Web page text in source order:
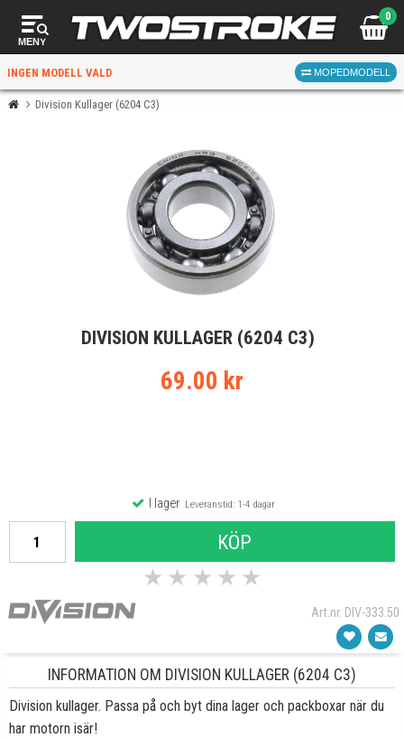
MENY
0
INGEN MODELL VALD MOPEDMODELL
VÄLJ MOPEDFÖR RÄTT DELAR
När du valt kommer butiken visa delar för vald moped
Division Kullager (6204 C3)
DIVISION KULLAGER (6204 C3)
69.00 kr
I lagerLeveranstid: 1-4 dagar
KÖP
★ ★ ★ ★ ★
Art.nr. DIV-333.50
INFORMATION OM DIVISION KULLAGER (6204 C3)
Division kullager. Passa på och byt dina lager och packboxar när du
har motorn isär!